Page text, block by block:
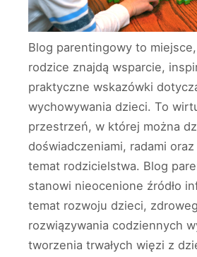
Blog parentingowy to
rodzice znajdą wsparcie,
praktyczne wskazówki
wychowywania dzieci. To
przestrzeń, w której można
doświadczeniami, radami
temat rodzicielstwa. Blog
stanowi nieocenione źródło
temat rozwoju dzieci,
rozwiązywania codziennych
tworzenia trwałych więzi z